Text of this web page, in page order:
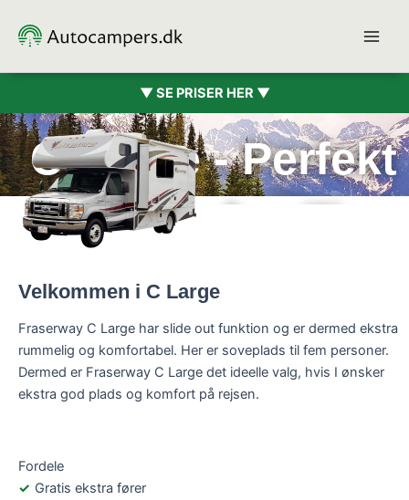
▼ SE PRISER HER ▼
C Large - Perfekt
til store familier
Velkommen i C Large
Fraserway C Large har slide out funktion og er dermed ekstra
rummelig og komfortabel. Her er soveplads til fem personer.
Dermed er Fraserway C Large det ideelle valg, hvis I ønsker
ekstra god plads og komfort på rejsen.
Fordele
Gratis ekstra fører